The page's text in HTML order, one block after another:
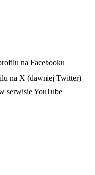
na Facebooku
na X (dawniej Twitter)
serwisie YouTube